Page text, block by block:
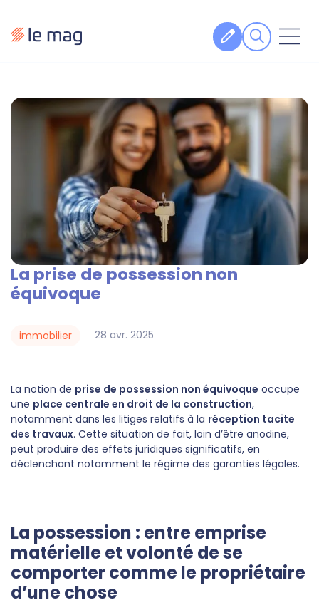
Fiches pratiques
Veille
Podcasts
Legal design
À propos
Suivez-nous
La prise de possession non
équivoque
28 avr. 2025
immobilier
La notion de prise de possession non équivoque occupe
une place centrale en droit de la construction,
notamment dans les litiges relatifs à la réception tacite
des travaux. Cette situation de fait, loin d’être anodine,
peut produire des effets juridiques significatifs, en
déclenchant notamment le régime des garanties légales.
La possession : entre emprise
matérielle et volonté de se
comporter comme le propriétaire
d’une chose